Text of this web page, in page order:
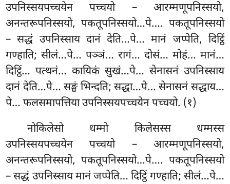
उपनिस्सयपच्चयेन पच्चयो – आरम्मणूपनिस्सयो,
अनन्तरूपनिस्सयो, पकतूपनिस्सयो…पे…. पकतूपनिस्सयो
– सद्धं उपनिस्साय दानं देति…पे… मानं जप्पेति, दिट्ठिं
गण्हाति; सीलं…पे… पञ्ञं… रागं… दोसं… मोहं… मानं…
दिट्ठिं… पत्थनं… कायिकं सुखं…पे… सेनासनं उपनिस्साय
दानं देति…पे… सङ्घं भिन्दति; सद्धा…पे… सेनासनं सद्धाय…
पे… फलसमापत्तिया उपनिस्सयपच्चयेन पच्चयो. (१)
नोकिलेसो धम्मो किलेसस्स धम्मस्स
उपनिस्सयपच्चयेन पच्चयो – आरम्मणूपनिस्सयो,
अनन्तरूपनिस्सयो, पकतूपनिस्सयो…पे…. पकतूपनिस्सयो
– सद्धं उपनिस्साय मानं जप्पेति… दिट्ठिं गण्हाति; सीलं…पे…